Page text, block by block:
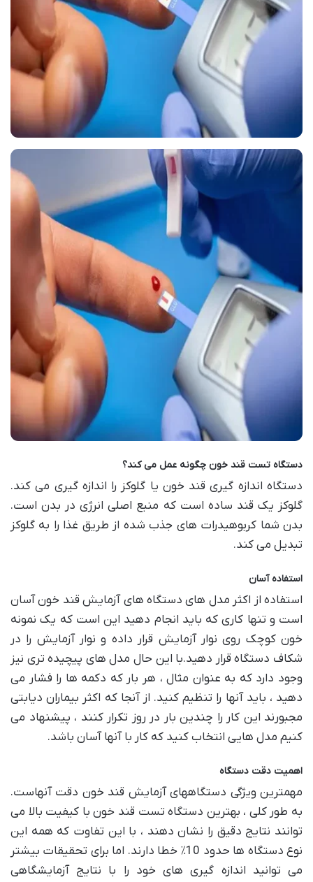
دستگاه تست قند خون چگونه عمل می کند؟
دستگاه اندازه گیری قند خون یا گلوکز را اندازه گیری می کند.
گلوکز یک قند ساده است که منبع اصلی انرژی در بدن است.
بدن شما کربوهیدرات های جذب شده از طریق غذا را به گلوکز
تبدیل می کند.
استفاده آسان
استفاده از اکثر مدل های دستگاه های آزمایش قند خون آسان
است و تنها کاری که باید انجام دهید این است که یک نمونه
خون کوچک روی نوار آزمایش قرار داده و نوار آزمایش را در
شکاف دستگاه قرار دهید.با این حال مدل های پیچیده تری نیز
وجود دارد که به عنوان مثال ، هر بار که دکمه ها را فشار می
دهید ، باید آنها را تنظیم کنید. از آنجا که اکثر بیماران دیابتی
مجبورند این کار را چندین بار در روز تکرار کنند ، پیشنهاد می
کنیم مدل هایی انتخاب کنید که کار با آنها آسان باشد.
اهمیت دقت دستگاه
مهمترین ویژگی دستگاههای آزمایش قند خون دقت آنهاست.
به طور کلی ، بهترین دستگاه تست قند خون با کیفیت بالا می
توانند نتایج دقیق را نشان دهند ، با این تفاوت که همه این
نوع دستگاه ها حدود 10٪ خطا دارند. اما برای تحقیقات بیشتر
می توانید اندازه گیری های خود را با نتایج آزمایشگاهی